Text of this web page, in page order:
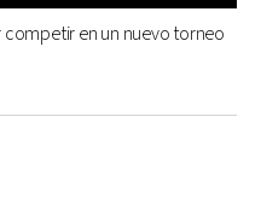
en un nuevo torneo